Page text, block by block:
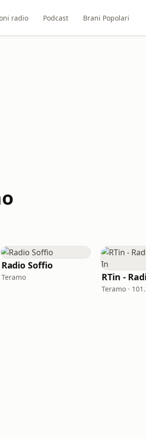
radio Podcast Brani Popolari
Radio Soffio
Teramo
Teramo ·